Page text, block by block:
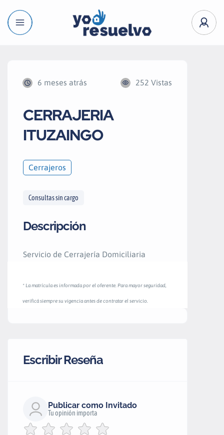
6 meses atrás 252 Vistas
CERRAJERIA
ITUZAINGO
Cerrajeros
Consultas sin cargo
Descripción
Servicio de Cerrajería Domiciliaria
* La matrícula es informada por el oferente. Para mayor seguridad,
verificá siempre su vigencia antes de contratar el servicio.
Escribir Reseña
Publicar como Invitado
Tu opinión importa